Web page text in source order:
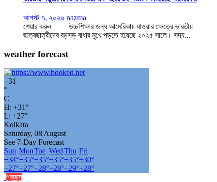
আগস্ট ৭, ২০২৬ nazma
শেয়ার করুন উচ্চশিক্ষার জন্য আমেরিকায় যাওয়ার ক্ষেত্রে ভারতীয়
ছাত্রছাত্রীদের বড়সড় বাধার মুখে পড়তে হয়েছে ২০২৫ সালে। সদ্য...
weather forecast
+31
°
C
H: +31°
L: +27°
Kolkata
Saturday, 08 August
See 7-Day Forecast
Sun MonTue WedThu Fri
+34°+35°+35°+35°+35°+30°
+27°+27°+28°+28°+29°+28°
প্রচ্ছদ